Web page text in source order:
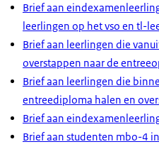
opleiding aan. Kijk
rijksoverheid.nl/
Zo weet je zeker dat je
studie begint.
Voice-over:
Een goede studietijd in
met een
goede voorbereiding.
opleiding je wilt
volgen… vergelijk
studiekeuze123.nl…
de websites van
Brief aan
leerlingen op het vso en tl-
Brief aan leerlingen die
overstappen naar de
Brief aan leerlingen die
entreediploma halen en
Brief aan
Brief aan studenten mbo-4